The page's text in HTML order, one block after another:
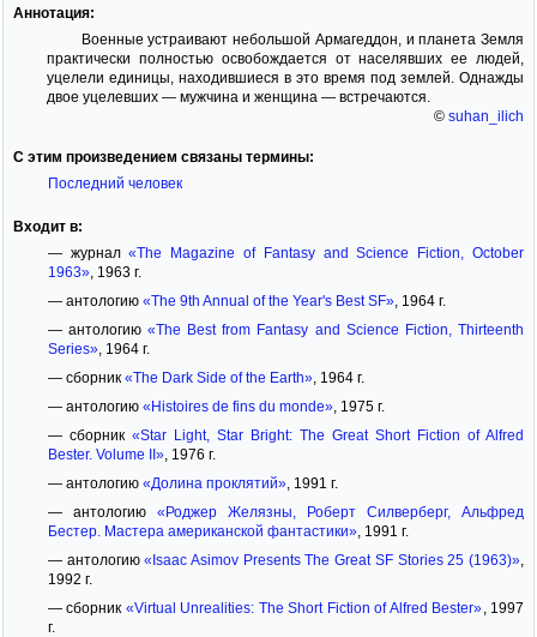
Аннотация:
Военные устраивают небольшой Армагеддон, и планета Земля
практически полностью освобождается от населявших ее людей,
уцелели единицы, находившиеся в это время под землей. Однажды
двое уцелевших — мужчина и женщина — встречаются.
© suhan_ilich
С этим произведением связаны термины:
Последний человек
Входит в:
— журнал«The Magazine of Fantasy and Science Fiction, October
1963», 1963 г.
— антологию «The 9th Annual of the Year's Best SF», 1964 г.
— антологию«The Best from Fantasy and Science Fiction, Thirteenth
Series», 1964 г.
— сборник «The Dark Side of the Earth», 1964 г.
— антологию «Histoires de fins du monde», 1975 г.
— сборник «Star Light, Star Bright: The Great Short Fiction of Alfred
Bester. Volume II», 1976 г.
— антологию «Долина проклятий», 1991 г.
— антологию «Роджер Желязны, Роберт Силверберг, Альфред
Бестер. Мастера американской фантастики», 1991 г.
— антологию«Isaac Asimov Presents The Great SF Stories 25 (1963)»
1992 г.
— сборник «Virtual Unrealities: The Short Fiction of Alfred Bester» , 1997
г.